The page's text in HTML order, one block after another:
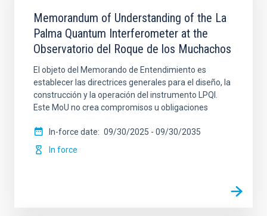
Memorandum of Understanding of the La
Palma Quantum Interferometer at the
Observatorio del Roque de los Muchachos
El objeto del Memorando de Entendimiento es
establecer las directrices generales para el diseño, la
construcción y la operación del instrumento LPQI.
Este MoU no crea compromisos u obligaciones
In-force date 09/30/2025 - 09/30/2035
In force